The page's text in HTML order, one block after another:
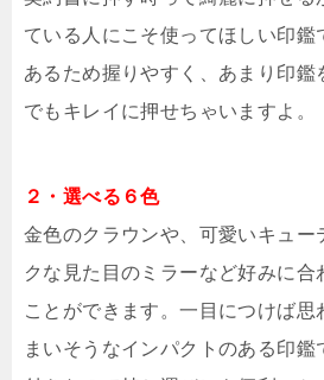
ている人にこそ使ってほしい印鑑
あるため握りやすく、あまり印鑑
でもキレイに押せちゃいますよ。
２・選べる６色
金色のクラウンや、可愛いキュー
クな見た目のミラーなど好みに合
ことができます。一目につけば思
まいそうなインパクトのある印鑑